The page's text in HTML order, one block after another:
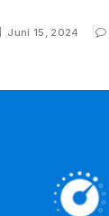
Juni 15, 2024